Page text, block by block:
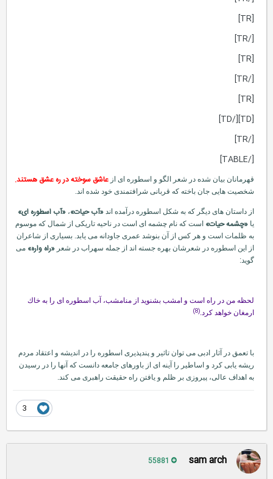
قهرمانان بیان شده در شعر الگو و اسطوره ای از عاشق سوخته در ره عشق هستند.
شخصیت هایی جان باخته كه قربانی شرافتمندی خود شده اند.
از داستان های دیگر كه به شكل اسطوره درآمده اند «آب حیات»،«آب اسطوره ای»
«چشمه حیات»است كه نام چشمه ای است در ناحیه تاریكی از شمال كه موسوم
به ظلمات است و هر كس از آن بنوشد عمری جاودانه می یابد. بسیاری از شاعران
از این اسطوره در شعرشان بهره جسته اند از جمله سهراب در شعر«راه واره»می
گوید:
لحظه من در راه است و امشب بشنوید از منامشب، آب اسطوره ای را به خاك
ارمغان خواهد كرد.(8)
با تعمق در آثار ادبی می توان تاثیر و پندپذیری اسطوره را در اندیشه و اعتقاد مردم
ریشه یابی كرد و اساطیر را آینه ای از باورهای جامعه دانست كه آنها را در رسیدن
به اهداف عالی، پیروزی بر ظلم و یافتن راه حقیقت راهبری می كند.
sam arch